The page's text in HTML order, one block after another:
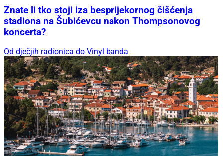
Znate li tko stoji iza besprijekornog čišćenja
stadiona na Šubićevcu nakon Thompsonovog
koncerta?
Od dječjih radionica do Vinyl banda